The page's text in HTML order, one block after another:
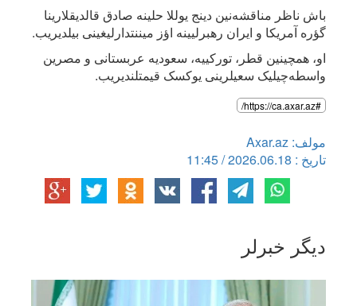
باش ناظر مناقشه‌نین دینج یوللا حلینه صادق قالدیقلارینا
گؤره آمریکا و ایران رهبرلیینه اؤز میننتدارلیغینی بیلدیریب.
او، همچینین قطر، تورکییه، سعودیه عربستانی و مصرین
واسطه‌چیلیک سعیلرینی یوکسک قیمتلندیریب.
#https://ca.axar.az/
مولف: Axar.az
تاریخ : 2026.06.18 / 11:45
دیگر خبرلر